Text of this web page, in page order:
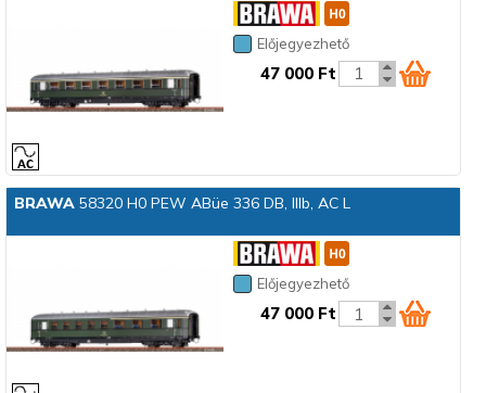
Előjegyezhető
47 000 Ft
BRAWA58320 H0 PEW ABüe 336 DB, IIIb, AC L
Előjegyezhető
47 000 Ft